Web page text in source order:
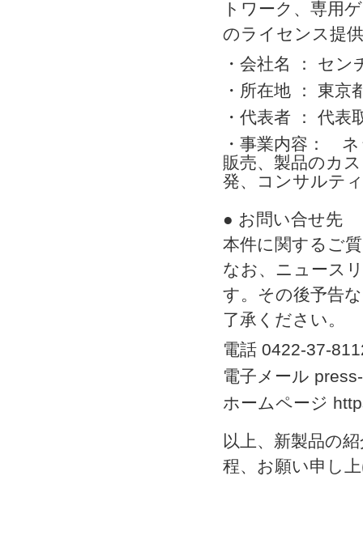
トワーク、専用
のライセンス提
・会社名 ： セ
・所在地 ： 東
・代表者 ： 代
・事業内容：
販売、製品のカ
発、コンサルテ
● お問い合せ先
本件に関するご
なお、ニュース
す。その後予告
了承ください。
電話 0422-37-
電子メール
ホームページ
以上、新製品の
程、お願い申し